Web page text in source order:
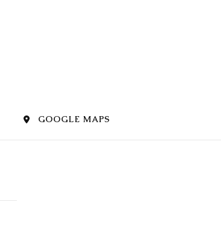
GOOGLE MAPS